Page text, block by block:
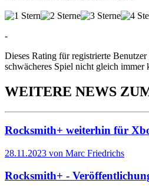
-
Dieses Rating für registrierte
schwächeres Spiel nicht gleich immer
WEITERE NEWS
Rocksmith+ weiterhin für
28.11.2023 von Marc Friedrichs
Rocksmith+ -